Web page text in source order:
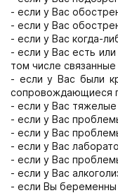
- если у Вас
- если у Вас
- если у Вас когда-
- если у Вас есть
том числе
- если у Вас были
сопровождающиеся
- если у Вас
- если у Вас
- если у Вас
- если у Вас
- если у Вас
- если у Вас
- если Вы беременны